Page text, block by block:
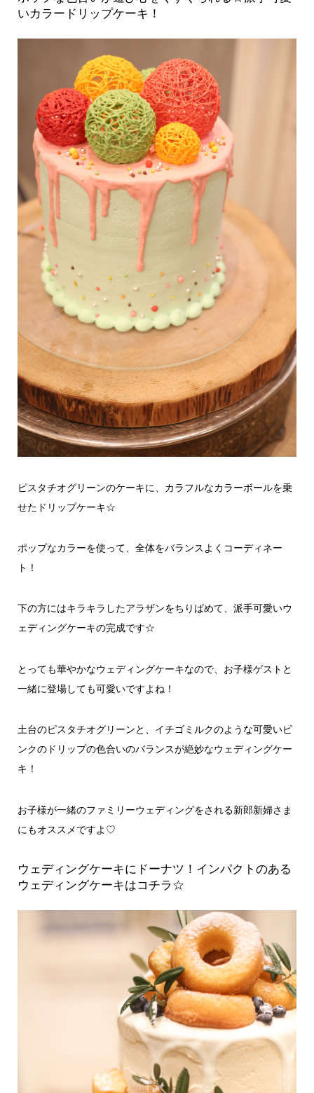
いカラードリップケーキ！
ピスタチオグリーンのケーキに、カラフルなカラーボールを乗
せたドリップケーキ☆
ポップなカラーを使って、全体をバランスよくコーディネー
ト！
下の方にはキラキラしたアラザンをちりばめて、派手可愛いウ
ェディングケーキの完成です☆
とっても華やかなウェディングケーキなので、お子様ゲストと
一緒に登場しても可愛いですよね！
土台のピスタチオグリーンと、イチゴミルクのような可愛いピ
ンクのドリップの色合いのバランスが絶妙なウェディングケー
キ！
お子様が一緒のファミリーウェディングをされる新郎新婦さま
にもオススメですよ♡
ウェディングケーキにドーナツ！インパクトのある
ウェディングケーキはコチラ☆